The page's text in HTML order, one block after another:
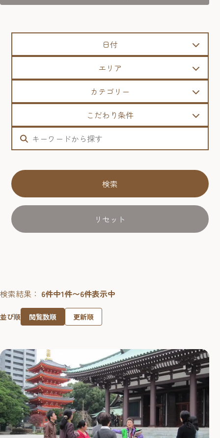
日付
エリア
カテゴリー
こだわり条件
検索
リセット
検索結果： 6件中1件〜6件表示中
並び順 閲覧数順 更新順